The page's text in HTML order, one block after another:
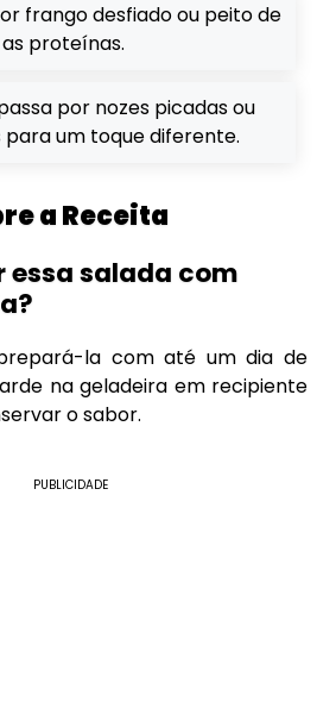
frango desfiado ou peito de
proteínas.
por nozes picadas ou
um toque diferente.
a Receita
essa salada com
la com até um dia de
na geladeira em recipiente
o sabor.
PUBLICIDADE